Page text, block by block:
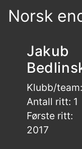
Norsk
Jakub
Klubb/team:
Antall ritt: 1
Første ritt:
2017